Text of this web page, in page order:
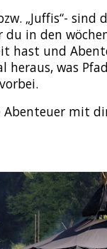
„Juffis“-
du in den
hast und
heraus, was
mit